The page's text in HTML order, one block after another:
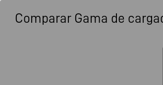
Comparar Gama de